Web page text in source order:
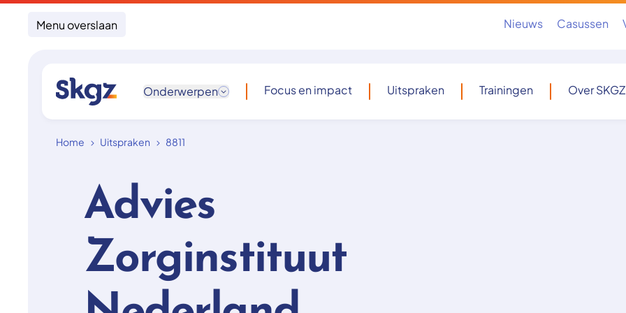
Menu overslaan Nieuws Casussen
Onderwerpen Focus en impact Uitspraken Trainingen Over SKGZ
Home Uitspraken 8811
Advies
Zorginstituut